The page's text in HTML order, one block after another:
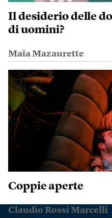
Il desiderio delle
di uomini?
Maïa Mazaurette
Coppie aperte
Claudio Rossi Marcelli